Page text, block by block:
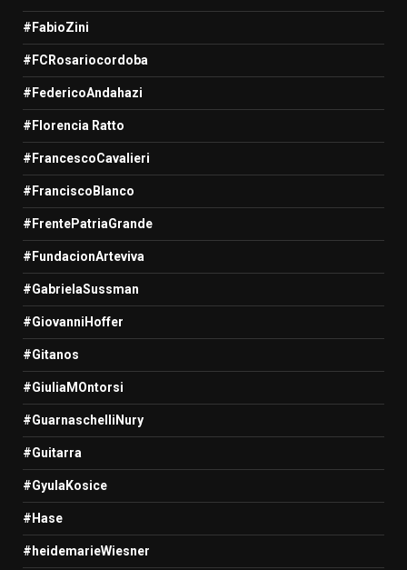
#FabioZini
#FCRosariocordoba
#FedericoAndahazi
#Florencia Ratto
#FrancescoCavalieri
#FranciscoBlanco
#FrentePatriaGrande
#FundacionArteviva
#GabrielaSussman
#GiovanniHoffer
#Gitanos
#GiuliaMOntorsi
#GuarnaschelliNury
#Guitarra
#GyulaKosice
#Hase
#heidemarieWiesner